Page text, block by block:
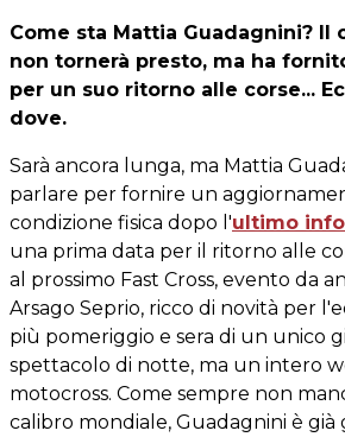
Come sta Mattia Guadagnini? Il
non tornerà presto, ma ha
per un suo ritorno alle corse...
dove.
Sarà ancora lunga, ma Mattia
parlare per fornire un
condizione fisica dopo l'ultimo
una prima data per il ritorno alle
al prossimo Fast Cross, evento da
Arsago Seprio, ricco di novità per
più pomeriggio e sera di un unico
spettacolo di notte, ma un intero
motocross. Come sempre non
calibro mondiale, Guadagnini è già